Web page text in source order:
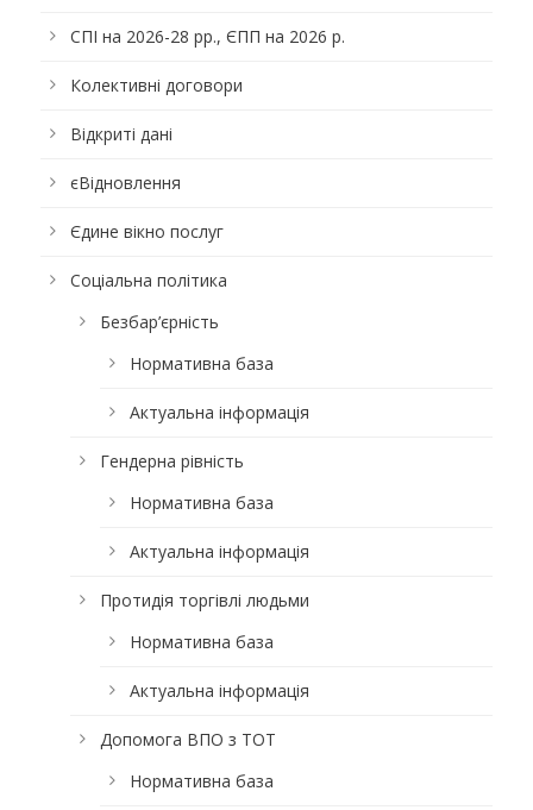
СПІ на 2026-28 рр., ЄПП на 2026 р.
Колективні договори
Відкриті дані
єВідновлення
Єдине вікно послуг
Соціальна політика
Безбар’єрність
Нормативна база
Актуальна інформація
Гендерна рівність
Нормативна база
Актуальна інформація
Протидія торгівлі людьми
Нормативна база
Актуальна інформація
Допомога ВПО з ТОТ
Нормативна база